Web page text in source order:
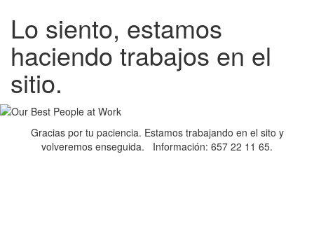
Lo siento, estamos
haciendo trabajos en el
sitio.
Gracias por tu paciencia. Estamos trabajando en el sito y
volveremos enseguida. Información: 657 22 11 65.